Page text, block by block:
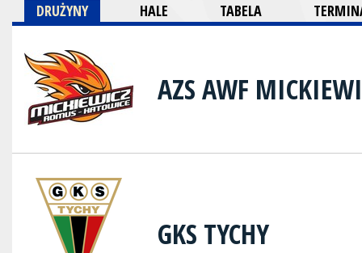
DRUŻYNY HALE TABELA
AZS AWF
GKS TYCHY